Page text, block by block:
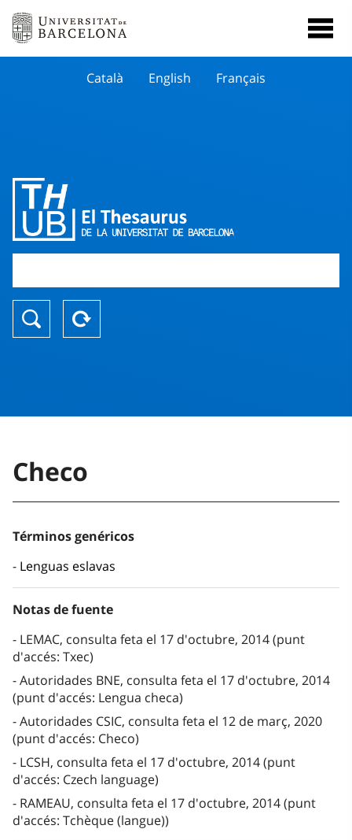
Català English Français
Checo
Términos genéricos
Lenguas eslavas
Notas de fuente
LEMAC, consulta feta el 17 d'octubre, 2014 (punt
d'accés: Txec)
Autoridades BNE, consulta feta el 17 d'octubre, 2014
(punt d'accés: Lengua checa)
Autoridades CSIC, consulta feta el 12 de març, 2020
(punt d'accés: Checo)
LCSH, consulta feta el 17 d'octubre, 2014 (punt
d'accés: Czech language)
RAMEAU, consulta feta el 17 d'octubre, 2014 (punt
d'accés: Tchèque (langue))